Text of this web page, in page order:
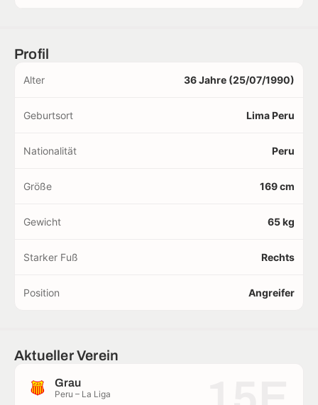
Profil
Alter 36 Jahre (25/07/1990)
Geburtsort Lima Peru
Nationalität Peru
Größe 169 cm
Gewicht 65 kg
Starker Fuß Rechts
Position Angreifer
Aktueller Verein
Grau
Peru – La Liga